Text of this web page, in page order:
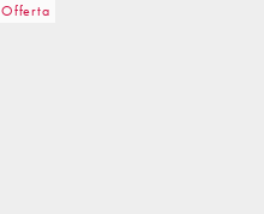
Offerta